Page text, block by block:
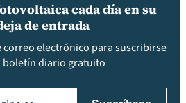
cada día en su
de entrada
correo electrónico para suscribirse
boletín diario gratuito